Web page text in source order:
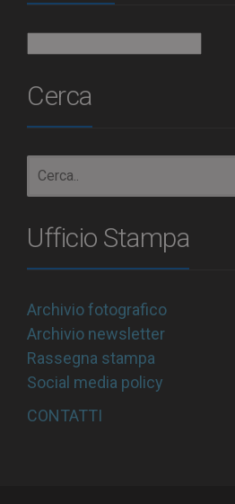
Cerca
Ufficio Stampa
Archivio fotografico
Archivio newsletter
Rassegna stampa
Social media policy
CONTATTI